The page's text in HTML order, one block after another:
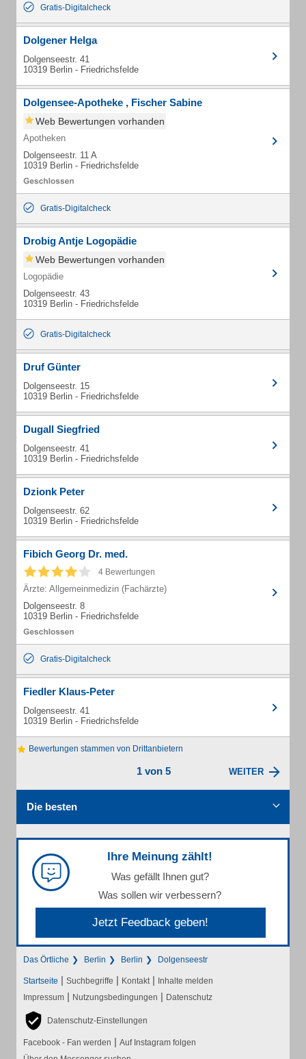
Gratis-Digitalcheck
Dolgener Helga
Dolgenseestr. 41
10319 Berlin - Friedrichsfelde
Dolgensee-Apotheke , Fischer Sabine
Web Bewertungen vorhanden
Apotheken
Dolgenseestr. 11 A
10319 Berlin - Friedrichsfelde
Gratis-Digitalcheck
Drobig Antje Logopädie
Web Bewertungen vorhanden
Logopädie
Dolgenseestr. 43
10319 Berlin - Friedrichsfelde
Gratis-Digitalcheck
Druf Günter
Dolgenseestr. 15
10319 Berlin - Friedrichsfelde
Dugall Siegfried
Dolgenseestr. 41
10319 Berlin - Friedrichsfelde
Dzionk Peter
Dolgenseestr. 62
10319 Berlin - Friedrichsfelde
Fibich Georg Dr. med.
4 Bewertungen
Ärzte: Allgemeinmedizin (Fachärzte)
Dolgenseestr. 8
10319 Berlin - Friedrichsfelde
Gratis-Digitalcheck
Fiedler Klaus-Peter
Dolgenseestr. 41
10319 Berlin - Friedrichsfelde
Bewertungen stammen von Drittanbietern
1 von 5 WEITER
Die besten
Ihre Meinung zählt!
Was gefällt Ihnen gut?
Was sollen wir verbessern?
Jetzt Feedback geben!
Das Örtliche Berlin Berlin Dolgenseestr
Startseite | Suchbegriffe | Kontakt | Inhalte melden
Impressum | Nutzungsbedingungen | Datenschutz
Datenschutz-Einstellungen
Facebook - Fan werden | Auf Instagram folgen